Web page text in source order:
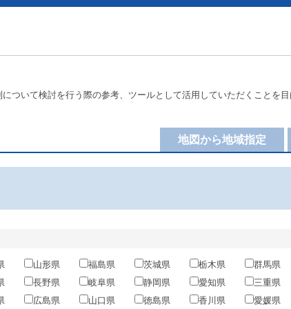
いて検討を行う際の参考、ツールとして活用していただくことを目
地図から地域指定
山形県 福島県 茨城県 栃木県 群馬県
長野県 岐阜県 静岡県 愛知県 三重県
広島県 山口県 徳島県 香川県 愛媛県